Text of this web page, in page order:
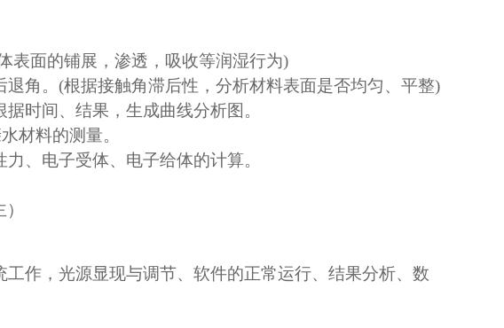
表面的铺展，渗透，吸收等润湿行为)
角。 (根据接触角滞后性，分析材料表面是否均匀、平整)
时间、结果，生成曲线分析图。
材料的测量。
、电子受体、电子给体的计算。
作，光源显现与调节、软件的正常运行、结果分析、数